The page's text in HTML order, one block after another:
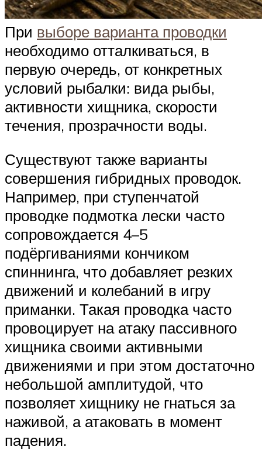
При выборе варианта проводки
необходимо отталкиваться, в
первую очередь, от конкретных
условий рыбалки: вида рыбы,
активности хищника, скорости
течения, прозрачности воды.
Существуют также варианты
совершения гибридных проводок.
Например, при ступенчатой
проводке подмотка лески часто
сопровождается 4–5
подёргиваниями кончиком
спиннинга, что добавляет резких
движений и колебаний в игру
приманки. Такая проводка часто
провоцирует на атаку пассивного
хищника своими активными
движениями и при этом достаточно
небольшой амплитудой, что
позволяет хищнику не гнаться за
наживой, а атаковать в момент
падения.